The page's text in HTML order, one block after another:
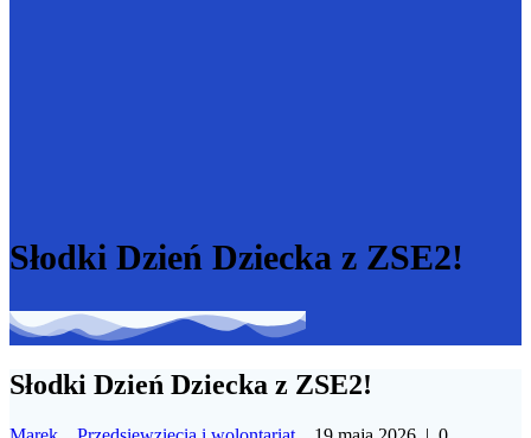
Słodki Dzień Dziecka z ZSE2!
Słodki Dzień Dziecka z ZSE2!